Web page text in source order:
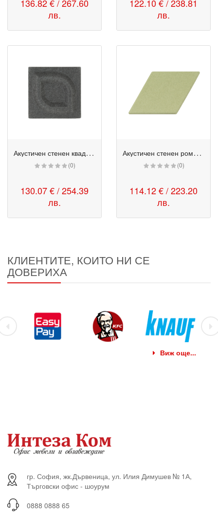
136.82 € / 267.60
лв.
122.10 € / 238.81
лв.
А
кустичен стенен квадратен панел - Formo 2
(0)
130.07 € / 254.39
лв.
А
кустичен стенен ромб панел - Formo 3
(0)
114.12 € / 223.20
лв.
КЛИЕНТИТЕ, КОИТО НИ СЕ
ДОВЕРИХА
Виж още...
гр. София, жк.Дървеница, ул. Илия Димушев № 1А,
Търговски офис - шоурум
0888 0888 65